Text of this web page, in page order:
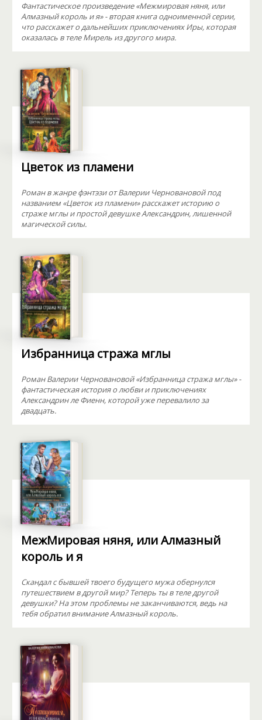
Фантастическое произведение «Межмировая няня, или
Алмазный король и я» - вторая книга одноименной серии,
что расскажет о дальнейших приключениях Иры, которая
оказалась в теле Мирель из другого мира.
Цветок из пламени
Роман в жанре фэнтэзи от Валерии Черновановой под
названием «Цветок из пламени» расскажет историю о
страже мглы и простой девушке Александрин, лишенной
магической силы.
Избранница стража мглы
Роман Валерии Черновановой «Избранница стража мглы» -
фантастическая история о любви и приключениях
Александрин ле Фиенн, которой уже перевалило за
двадцать.
МежМировая няня, или Алмазный
король и я
Скандал с бывшей твоего будущего мужа обернулся
путешествием в другой мир? Теперь ты в теле другой
девушки? На этом проблемы не заканчиваются, ведь на
тебя обратил внимание Алмазный король.